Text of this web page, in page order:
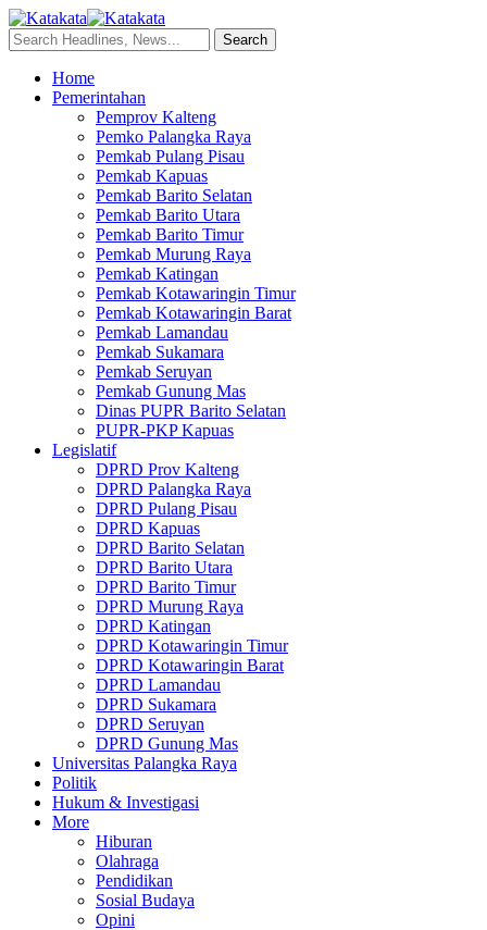
Home
Pemerintahan
Pemprov Kalteng
Pemko Palangka Raya
Pemkab Pulang Pisau
Pemkab Kapuas
Pemkab Barito Selatan
Pemkab Barito Utara
Pemkab Barito Timur
Pemkab Murung Raya
Pemkab Katingan
Pemkab Kotawaringin Timur
Pemkab Kotawaringin Barat
Pemkab Lamandau
Pemkab Sukamara
Pemkab Seruyan
Pemkab Gunung Mas
Dinas PUPR Barito Selatan
PUPR-PKP Kapuas
Legislatif
DPRD Prov Kalteng
DPRD Palangka Raya
DPRD Pulang Pisau
DPRD Kapuas
DPRD Barito Selatan
DPRD Barito Utara
DPRD Barito Timur
DPRD Murung Raya
DPRD Katingan
DPRD Kotawaringin Timur
DPRD Kotawaringin Barat
DPRD Lamandau
DPRD Sukamara
DPRD Seruyan
DPRD Gunung Mas
Universitas Palangka Raya
Politik
Hukum & Investigasi
More
Hiburan
Olahraga
Pendidikan
Sosial Budaya
Opini